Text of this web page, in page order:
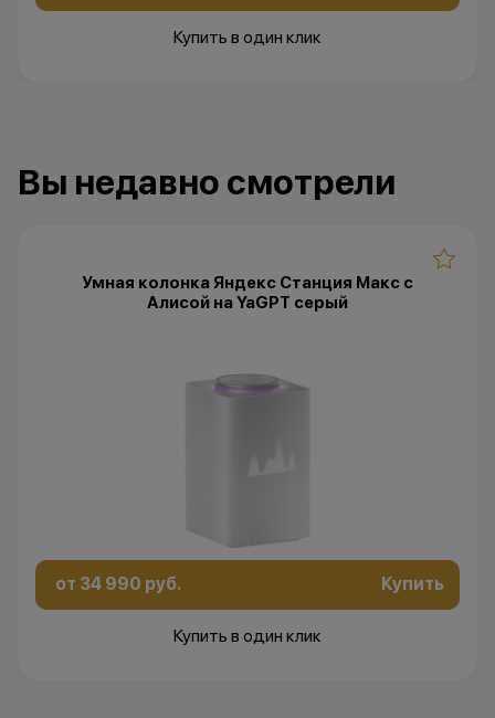
Купить в один клик
Вы недавно смотрели
Умная колонка Яндекс Станция Макс с
Алисой на YaGPT серый
от 34 990 руб. Купить
Купить в один клик